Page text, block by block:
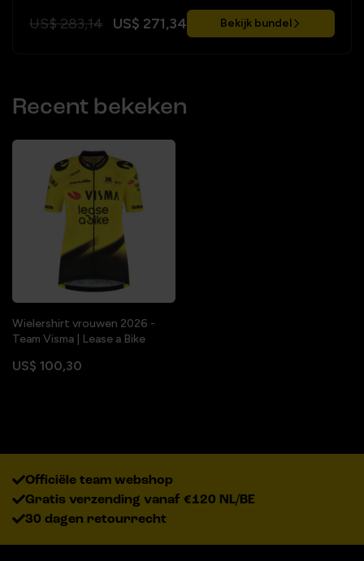
US$ 283,14 US$ 271,34 Bekijk bundel
Recent bekeken
Wielershirt vrouwen 2026 -
Team Visma | Lease a Bike
US$ 100,30
Officiële team webshop
Gratis verzending vanaf €120 NL/BE
30 dagen retourrecht